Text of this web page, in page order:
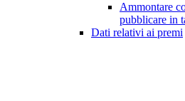
Ammontare
pubblicare in
Dati relativi ai premi